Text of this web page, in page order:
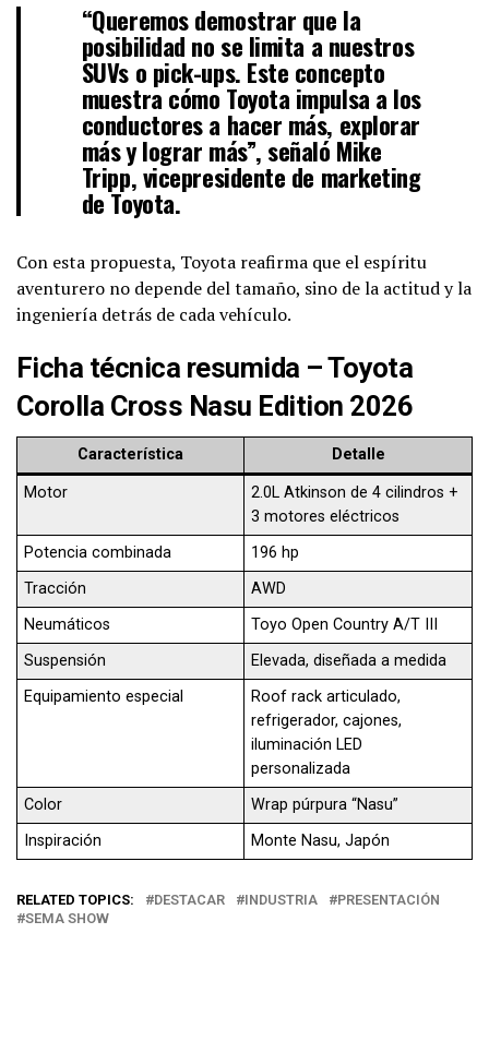
“Queremos demostrar que la
posibilidad no se limita a nuestros
SUVs o pick-ups. Este concepto
muestra cómo Toyota impulsa a los
conductores a hacer más, explorar
más y lograr más”, señalóMike
Tripp, vicepresidente de marketing
de Toyota.
Con esta propuesta, Toyota reafirma que el espíritu
aventurero no depende del tamaño, sino de la actitud y la
ingeniería detrás de cada vehículo.
Ficha técnica resumida – Toyota
Corolla Cross Nasu Edition 2026
Característica Detalle
Motor
2.0L Atkinson de 4 cilindros +
3 motores eléctricos
Potencia combinada
196 hp
Tracción
AWD
Neumáticos
Toyo Open Country A/T III
Suspensión
Elevada, diseñada a medida
Equipamiento especial
Roof rack articulado,
refrigerador, cajones,
iluminación LED
personalizada
Color
Wrap púrpura “Nasu”
Inspiración
Monte Nasu, Japón
RELATED TOPICS: DESTACAR INDUSTRIA
PRESENTACIÓN
SEMA SHOW